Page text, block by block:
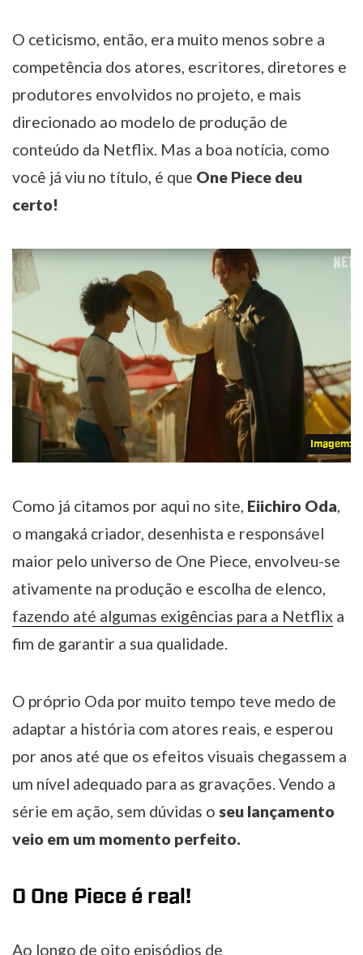
O ceticismo, então, era muito menos sobre a
competência dos atores, escritores, diretores e
produtores envolvidos no projeto, e mais
direcionado ao modelo de produção de
conteúdo da Netflix. Mas a boa notícia, como
você já viu no título, é que One Piece deu
certo!
Imagem:
Como já citamos por aqui no site, Eiichiro Oda,
o mangaká criador, desenhista e responsável
maior pelo universo de One Piece, envolveu-se
ativamente na produção e escolha de elenco,
fazendo até algumas exigências para a Netflix a
fim de garantir a sua qualidade.
O próprio Oda por muito tempo teve medo de
adaptar a história com atores reais, e esperou
por anos até que os efeitos visuais chegassem a
um nível adequado para as gravações. Vendo a
série em ação, sem dúvidas o seu lançamento
veio em um momento perfeito.
O One Piece é real!
Ao longo de oito episódios de